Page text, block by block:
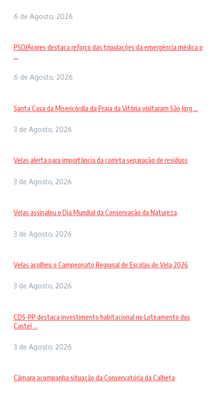
6 de Agosto, 2026
PSD/Açores destaca reforço das tripulações da emergência médica p
...
6 de Agosto, 2026
Santa Casa da Misericórdia da Praia da Vitória visitaram São Jorg ...
3 de Agosto, 2026
Velas alerta para importância da correta separação de resíduos
3 de Agosto, 2026
Velas assinalou o Dia Mundial da Conservação da Natureza
3 de Agosto, 2026
Velas acolheu o Campeonato Regional de Escolas de Vela 2026
3 de Agosto, 2026
CDS-PP destaca investimento habitacional no Loteamento dos
Castel ...
3 de Agosto, 2026
Câmara acompanha situação da Conservatória da Calheta